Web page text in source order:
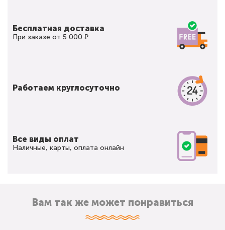
Бесплатная доставка
При заказе от 5 000 ₽
Работаем круглосуточно
Все виды оплат
Наличные, карты, оплата онлайн
Вам так же может понравиться